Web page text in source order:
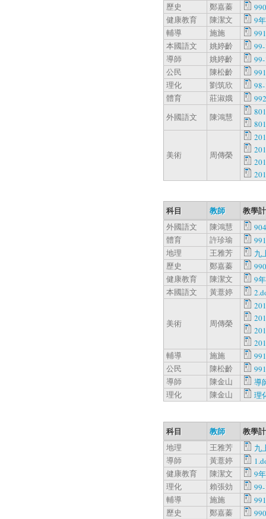
歷史
鄭嘉蓁
健康教育
陳潔文
9
輔導
施施
本國語文
姚婷齡
導師
姚婷齡
公民
陳松齡
理化
劉筑欣
體育
莊淑娥
外國語文
陳鴻慧
美術 周傳榮
科目 教師 教學
外國語文 陳鴻慧
體育
許珍瑜
地理
王雅芳
九
歷史
鄭嘉蓁
健康教育
陳潔文
9
本國語文
黃薏婷
美術 周傳榮
輔導
施施
公民
陳松齡
導師
陳金山
導
理化
陳金山 理
科目 教師 教學
地理 王雅芳
九
導師
黃薏婷
健康教育
陳潔文
9
理化
賴張効
輔導
施施
歷史
鄭嘉蓁